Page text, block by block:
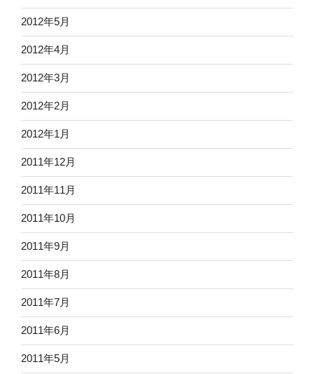
2012年5月
2012年4月
2012年3月
2012年2月
2012年1月
2011年12月
2011年11月
2011年10月
2011年9月
2011年8月
2011年7月
2011年6月
2011年5月